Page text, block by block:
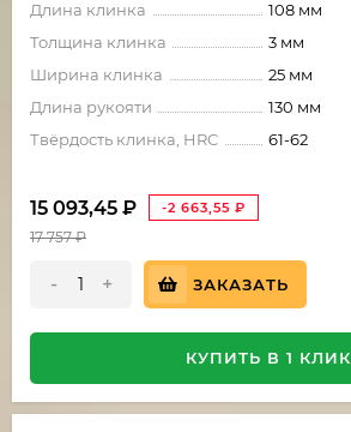
Длина клинка
108 мм
Толщина клинка
3 мм
Ширина клинка
25 мм
Длина рукояти
130 мм
Твёрдость клинка, HRC
61-62
15 093,45 ₽ -2 663,55 ₽
17 757₽
- + ЗАКАЗАТЬ
КУПИТЬ В 1 КЛИК